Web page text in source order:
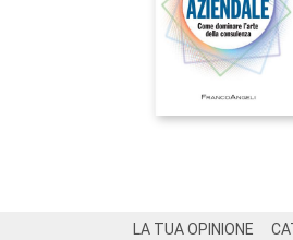
LA TUA OPINIONE